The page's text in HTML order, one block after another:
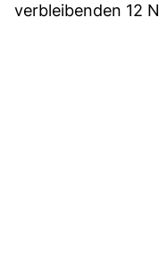
verbleibenden 12